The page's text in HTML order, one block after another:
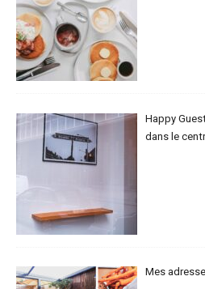
Happy
dans le
Mes